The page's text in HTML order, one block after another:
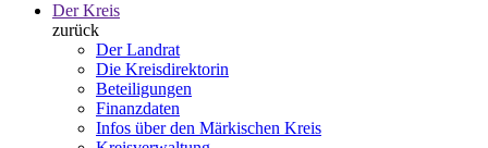
Der Kreis
zurück
Der Landrat
Die Kreisdirektorin
Beteiligungen
Finanzdaten
Infos über den Märkischen Kreis